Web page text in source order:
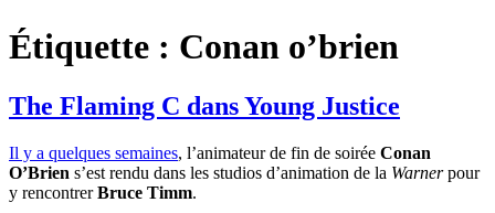
Étiquette : Conan o’brien
The Flaming C dans Young Justice
Il y a quelques semaines, l’animateur de fin de soirée Conan
O’Brien s’est rendu dans les studios d’animation de la Warnerpour
y rencontrerBruce Timm.